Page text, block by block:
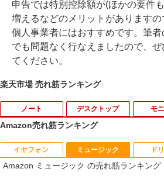
申告では特別控除額が(ほかの要件
増えるなどのメリットがあります
個人事業者にはおすすめです。筆
でも問題なく行なえましたので、
てください。
楽天市場 売れ筋ランキング
ノート
1
【期間限定破格
in11搭載 パソコ
付き 初心者向け
デスクトップ モ
1
【期間限定
まで】 モニター
イ ベゼル ディス
1
[8月下旬より発
んか小さくてかわ
の島のひみつの
Amazon売れ筋ランキング
イヤフォン ミュージック
Amazon ミュージック の売れ筋ランキング
ド